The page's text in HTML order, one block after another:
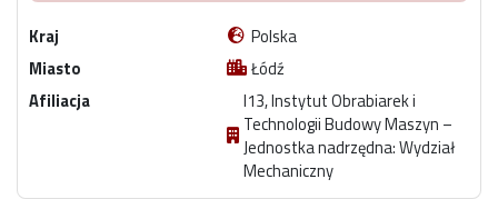
Kraj
Polska
Miasto
Łódź
Afiliacja
I13, Instytut Obrabiarek i
Technologii Budowy Maszyn –
Jednostka nadrzędna: Wydział
Mechaniczny